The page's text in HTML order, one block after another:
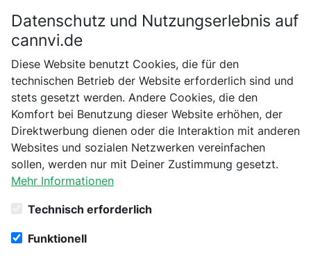
Marken
A B C D E F G H I J K
N
O P R S T U V W X Z
Bitte bestätige dein Alter
Bist du schon 18 Jahre alt?
Nein Ja
Datenschutz und Nutzungserlebnis auf
cannvi.de
Diese Website benutzt Cookies, die für den
technischen Betrieb der Website erforderlich sind und
stets gesetzt werden. Andere Cookies, die den
Komfort bei Benutzung dieser Website erhöhen, der
Direktwerbung dienen oder die Interaktion mit anderen
Websites und sozialen Netzwerken vereinfachen
sollen, werden nur mit Deiner Zustimmung gesetzt.
Mehr Informationen
Technisch erforderlich
Funktionell